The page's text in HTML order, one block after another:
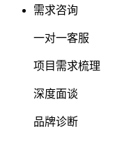
需求咨询
一对一客服
项目需求梳理
深度面谈
品牌诊断